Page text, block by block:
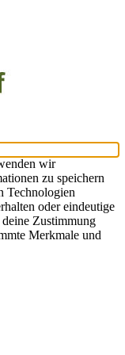
wir
zu speichern
Technologien
oder eindeutige
Zustimmung
Merkmale und